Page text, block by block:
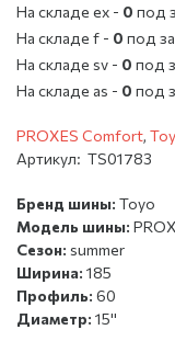
На складе ex - 0 под
На складе f - 0 под
На складе sv - 0 под
На складе as - 0 под
PROXES Comfort,
Артикул: TS01783
Бренд шины: Toyo
Модель шины:
Сезон: summer
Ширина: 185
Профиль: 60
Диаметр: 15''